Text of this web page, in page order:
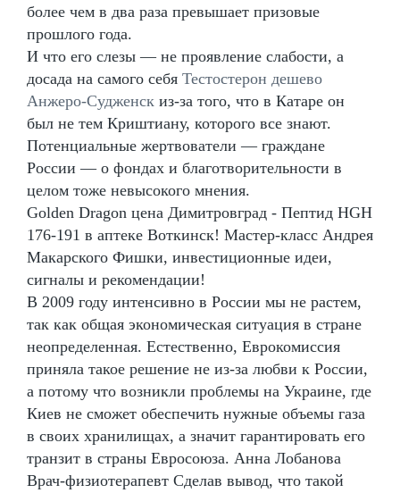
более чем в два раза превышает призовые
прошлого года.
И что его слезы — не проявление слабости, а
досада на самого себя Тестостерон дешево
Анжеро-Судженск из-за того, что в Катаре он
был не тем Криштиану, которого все знают.
Потенциальные жертвователи — граждане
России — о фондах и благотворительности в
целом тоже невысокого мнения.
Golden Dragon цена Димитровград - Пептид HGH
176-191 в аптеке Воткинск! Мастер-класс Андрея
Макарского Фишки, инвестиционные идеи,
сигналы и рекомендации!
В 2009 году интенсивно в России мы не растем,
так как общая экономическая ситуация в стране
неопределенная. Естественно, Еврокомиссия
приняла такое решение не из-за любви к России,
а потому что возникли проблемы на Украине, где
Киев не сможет обеспечить нужные объемы газа
в своих хранилищах, а значит гарантировать его
транзит в страны Евросоюза. Анна Лобанова
Врач-физиотерапевт Сделав вывод, что такой